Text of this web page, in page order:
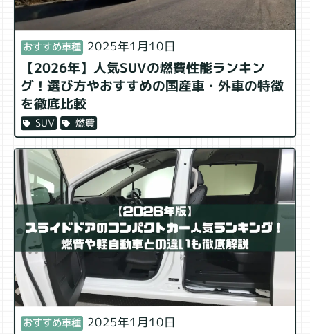
おすすめ車種 2025年1月10日
【2026年】人気SUVの燃費性能ランキン
グ！選び方やおすすめの国産車・外車の特徴
を徹底比較
SUV 燃費
おすすめ車種 2025年1月10日